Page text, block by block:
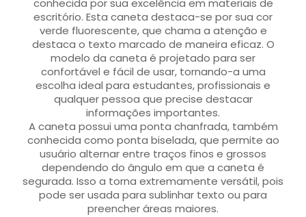
conhecida por sua excelência em materiais de
escritório. Esta caneta destaca-se por sua cor
verde fluorescente, que chama a atenção e
destaca o texto marcado de maneira eficaz. O
modelo da caneta é projetado para ser
confortável e fácil de usar, tornando-a uma
escolha ideal para estudantes, profissionais e
qualquer pessoa que precise destacar
informações importantes.
A caneta possui uma ponta chanfrada, também
conhecida como ponta biselada, que permite ao
usuário alternar entre traços finos e grossos
dependendo do ângulo em que a caneta é
segurada. Isso a torna extremamente versátil, pois
pode ser usada para sublinhar texto ou para
preencher áreas maiores.